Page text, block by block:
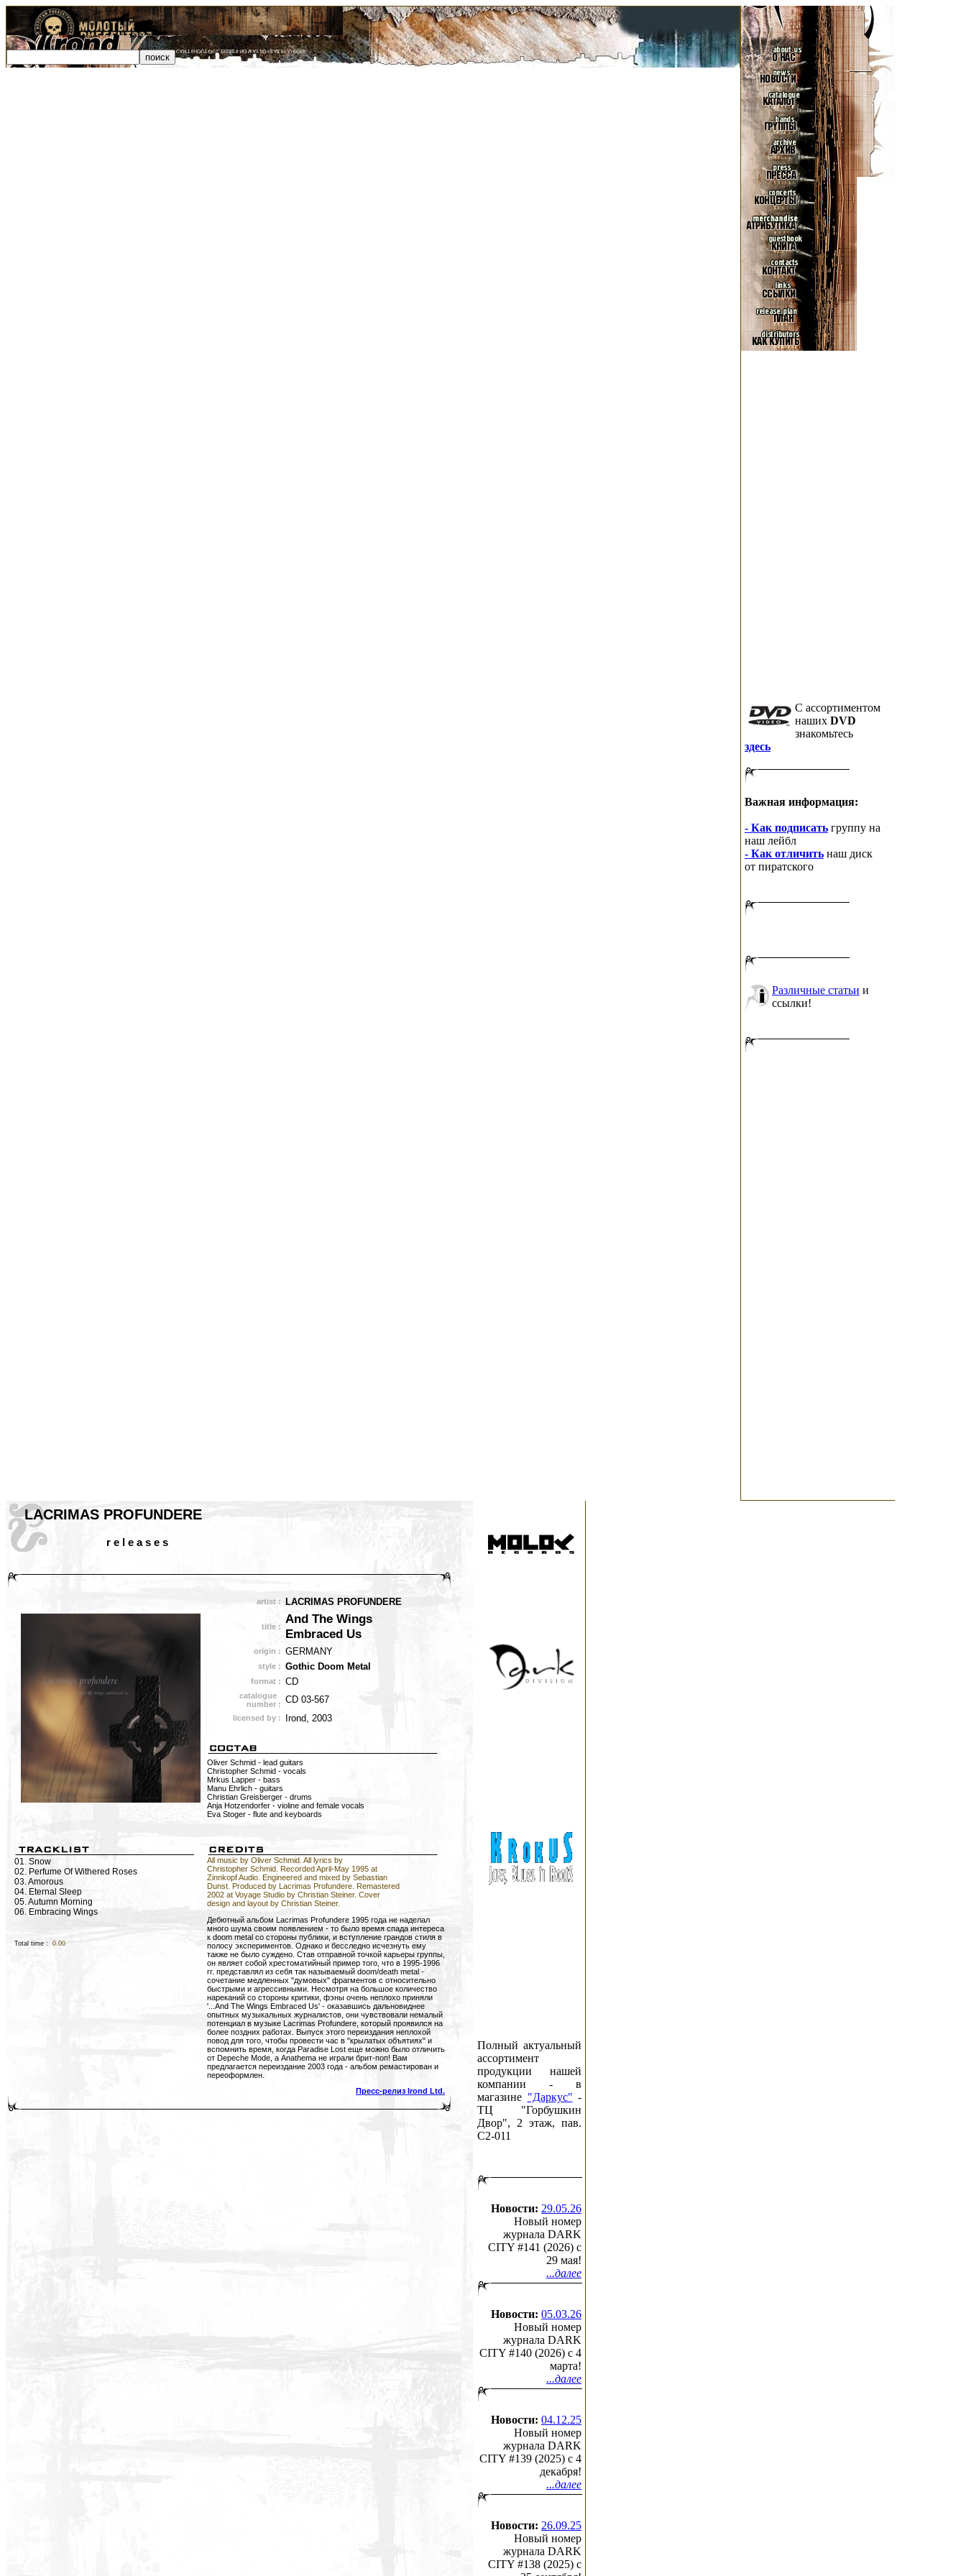
C ассортиментом
наших DVD
знакомьтесь
здесь
Важная информация:
- Как подписать группу на
наш лейбл
- Как отличить наш диск
от пиратского
Различные статьи и
ссылки!
LACRIMAS PROFUNDERE
r e l e a s e s
artist : LACRIMAS PROFUNDERE
title :
And The Wings
Embraced Us
origin : GERMANY
style : Gothic Doom Metal
format : CD
catalogue
number : CD 03-567
licensed by : Irond, 2003
Oliver Schmid - lead guitars
Christopher Schmid - vocals
Mrkus Lapper - bass
Manu Ehrlich - guitars
Christian Greisberger - drums
Anja Hotzendorfer - violine and female vocals
Eva Stoger - flute and keyboards
01. Snow
02. Perfume Of Withered Roses
03. Amorous
04. Eternal Sleep
05. Autumn Morning
06. Embracing Wings
Total time : 0.00
All music by Oliver Schmid. All lyrics by
Christopher Schmid. Recorded April-May 1995 at
Zinnkopf Audio. Engineered and mixed by Sebastian
Dunst. Produced by Lacrimas Profundere. Remastered
2002 at Voyage Studio by Christian Steiner. Cover
design and layout by Christian Steiner.
Дебютный альбом Lacrimas Profundere 1995 года не наделал
много шума своим появлением - то было время спада интереса
к doom metal со стороны публики, и вступление грандов стиля в
полосу экспериментов. Однако и бесследно исчезнуть ему
также не было суждено. Став отправной точкой карьеры группы,
он являет собой хрестоматийный пример того, что в 1995-1996
гг. представлял из себя так называемый doom/death metal -
сочетание медленных "думовых" фрагментов с относительно
быстрыми и агрессивными. Несмотря на большое количество
нареканий со стороны критики, фэны очень неплохо приняли
'...And The Wings Embraced Us' - оказавшись дальновиднее
опытных музыкальных журналистов, они чувствовали немалый
потенциал в музыке Lacrimas Profundere, который проявился на
более поздних работах. Выпуск этого переиздания неплохой
повод для того, чтобы провести час в "крылатых объятиях" и
вспомнить время, когда Paradise Lost еще можно было отличить
от Depeche Mode, а Anathema не играли брит-поп! Вам
предлагается переиздание 2003 года - альбом ремастирован и
переоформлен.
Пресс-релиз Irond Ltd.
Полный актуальный
ассортимент
продукции нашей
компании - в
магазине "Даркус" -
ТЦ "Горбушкин
Двор", 2 этаж, пав.
C2-011
Новости: 29.05.26
Новый номер
журнала DARK
CITY #141 (2026) c
29 мая!
...далее
Новости: 05.03.26
Новый номер
журнала DARK
CITY #140 (2026) c 4
марта!
...далее
Новости: 04.12.25
Новый номер
журнала DARK
CITY #139 (2025) c 4
декабря!
...далее
Новости: 26.09.25
Новый номер
журнала DARK
CITY #138 (2025) c